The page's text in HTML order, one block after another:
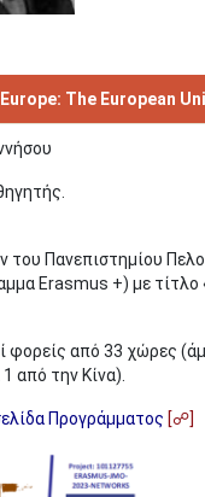
The European
Πανεπιστημίου
Erasmus +) με τίτλο
φορείς από 33 χώρες
από την Κίνα)
Προγράμματος [☍]